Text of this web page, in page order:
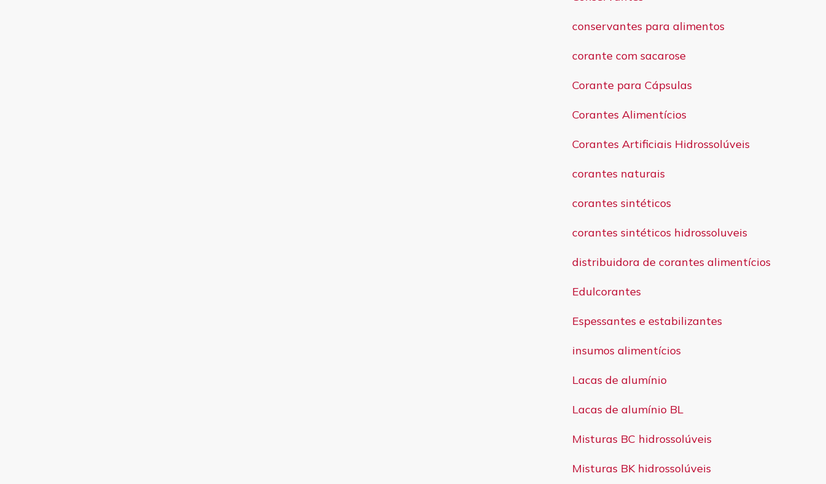
conservantes para alimentos
corante com sacarose
Corante para Cápsulas
Corantes Alimentícios
Corantes Artificiais Hidrossolúveis
corantes naturais
corantes sintéticos
corantes sintéticos hidrossoluveis
distribuidora de corantes alimentícios
Edulcorantes
Espessantes e estabilizantes
insumos alimentícios
Lacas de alumínio
Lacas de alumínio BL
Misturas BC hidrossolúveis
Misturas BK hidrossolúveis